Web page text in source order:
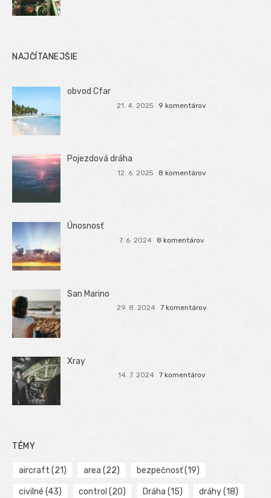
NAJČÍTANEJŠIE
obvod Cfar
21. 4. 2025 9 komentárov
Pojezdová dráha
12. 6. 2025 8 komentárov
Únosnosť
7. 6. 2024 8 komentárov
San Marino
29. 8. 2024 7 komentárov
Xray
14. 7. 2024 7 komentárov
TÉMY
aircraft (21) area (22) bezpečnosť(19)
civilné (43) control (20) Dráha (15) dráhy(18)